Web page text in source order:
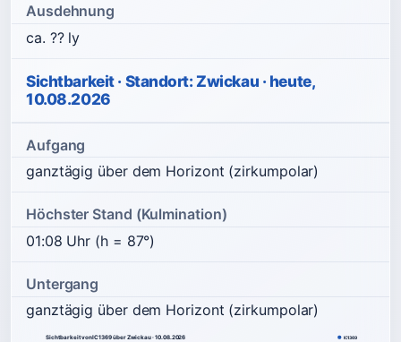
Ausdehnung
ca. ?? ly
Sichtbarkeit · Standort: Zwickau · heute,
10.08.2026
Aufgang
ganztägig über dem Horizont (zirkumpolar)
Höchster Stand (Kulmination)
01:08 Uhr (h = 87°)
Untergang
ganztägig über dem Horizont (zirkumpolar)
Sichtbarkeit von IC1369 über Zwickau · 10.08.2026 IC1369